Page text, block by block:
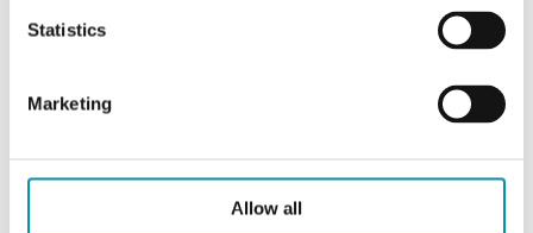
Statistics
Marketing
Allow all
Caratteristiche di Sonda di temperatura a cavo,
Grado di protezione
Lunghezza bulbo 50 mm